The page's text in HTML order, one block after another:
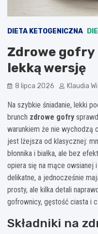
DIETA KETOGENICZNA
Zdrowe gofry
lekką wersję
8 lipca 2026 Klaudia
Na szybkie śniadanie, lekki
brunch zdrowe gofry
warunkiem że nie wychodzą
jest lżejsza od klasycznej:
błonnika i białka, ale bez
opiera się na mące owsianej
delikatne, a jednocześnie
prosty, ale kilka detali
gofrownicy, gęstość ciasta i
Składniki na